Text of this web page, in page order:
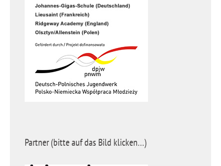
Partner (bitte auf das Bild klicken…)